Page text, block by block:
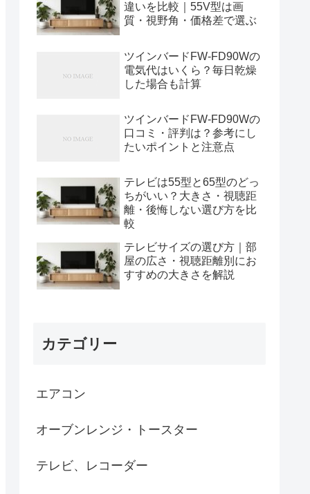
違いを比較｜55V型は画
質・視野角・価格差で選ぶ
ツインバードFW-FD90Wの
電気代はいくら？毎日乾燥
した場合も計算
ツインバードFW-FD90Wの
口コミ・評判は？参考にし
たいポイントと注意点
テレビは55型と65型のどっ
ちがいい？大きさ・視聴距
離・後悔しない選び方を比
較
テレビサイズの選び方｜部
屋の広さ・視聴距離別にお
すすめの大きさを解説
カテゴリー
エアコン
オーブンレンジ・トースター
テレビ、レコーダー